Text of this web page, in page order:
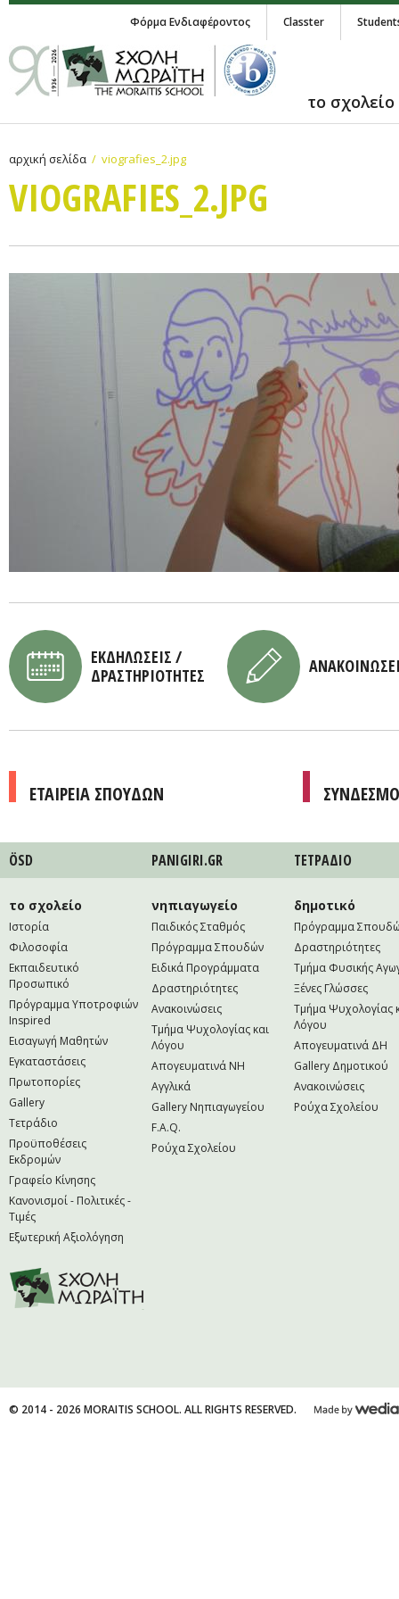
Φόρμα Ενδιαφέροντος Classter
το σχολείο
αρχική σελίδα viografies_2.jpg
VIOGRAFIES_2.JPG
ΕΚΔΗΛΩΣΕΙΣ /
ΔΡΑΣΤΗΡΙΟΤΗΤΕΣ
ΕΤΑΙΡΕΙΑ ΣΠΟΥΔΩΝ
ÖSD PANIGIRI.GR ΤΕΤΡAΔΙΟ
το σχολείο
Ιστορία
Φιλοσοφία
Εκπαιδευτικό
Προσωπικό
Πρόγραμμα Υποτροφιών
Inspired
Εισαγωγή Μαθητών
Εγκαταστάσεις
Πρωτοπορίες
Gallery
Τετράδιο
Προϋποθέσεις
Εκδρομών
Γραφείο Κίνησης
Κανονισμοί - Πολιτικές -
Τιμές
Εξωτερική Αξιολόγηση
νηπιαγωγείο
Παιδικός Σταθμός
Πρόγραμμα Σπουδών
Ειδικά Προγράμματα
Δραστηριότητες
Ανακοινώσεις
Τμήμα Ψυχολογίας και
Λόγου
Απογευματινά NH
Αγγλικά
Gallery Νηπιαγωγείου
F.A.Q.
Ρούχα Σχολείου
δημοτικό
Πρόγραμμα
Δραστηριότητες
Τμήμα Φυσικής
Ξένες Γλώσσες
Τμήμα Ψυχολογίας
Λόγου
Απογευματινά ΔΗ
Gallery Δημοτικού
Ανακοινώσεις
Ρούχα Σχολείου
© 2014 - 2026 MORAITIS SCHOOL. ALL RIGHTS RESERVED.